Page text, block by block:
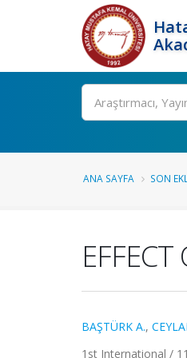
Ara
ANA SAYFA SON
BAŞTÜRK A.,
1st International /